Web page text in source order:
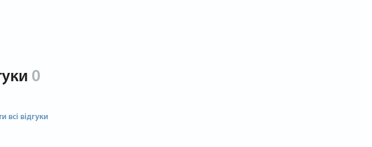
0
всі відгуки